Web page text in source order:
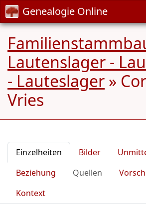
Genealogie Online
Lautenslager -
- Lauteslager »
Vries
Einzelheiten Bilder
Beziehung
Quellen
Kontext